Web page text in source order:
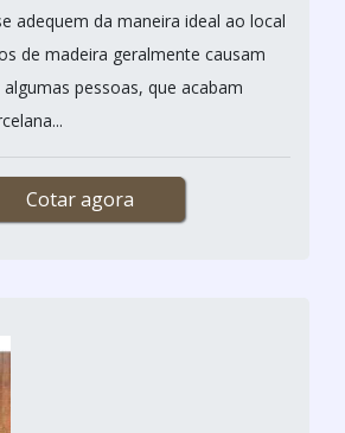
adequem da maneira ideal ao local
de madeira geralmente causam
pessoas, que acabam
Cotar agora